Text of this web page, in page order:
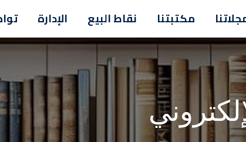
مكتبتنا نقاط البيع الإدارة